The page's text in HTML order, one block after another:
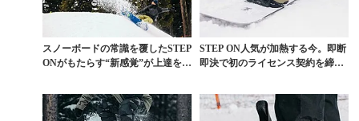
スノーボードの常識を覆したSTEP
ONがもたらす“新感覚”が上達を促
STEP ON人気が加熱する今。即断
即決で初のライセンス契約を締結